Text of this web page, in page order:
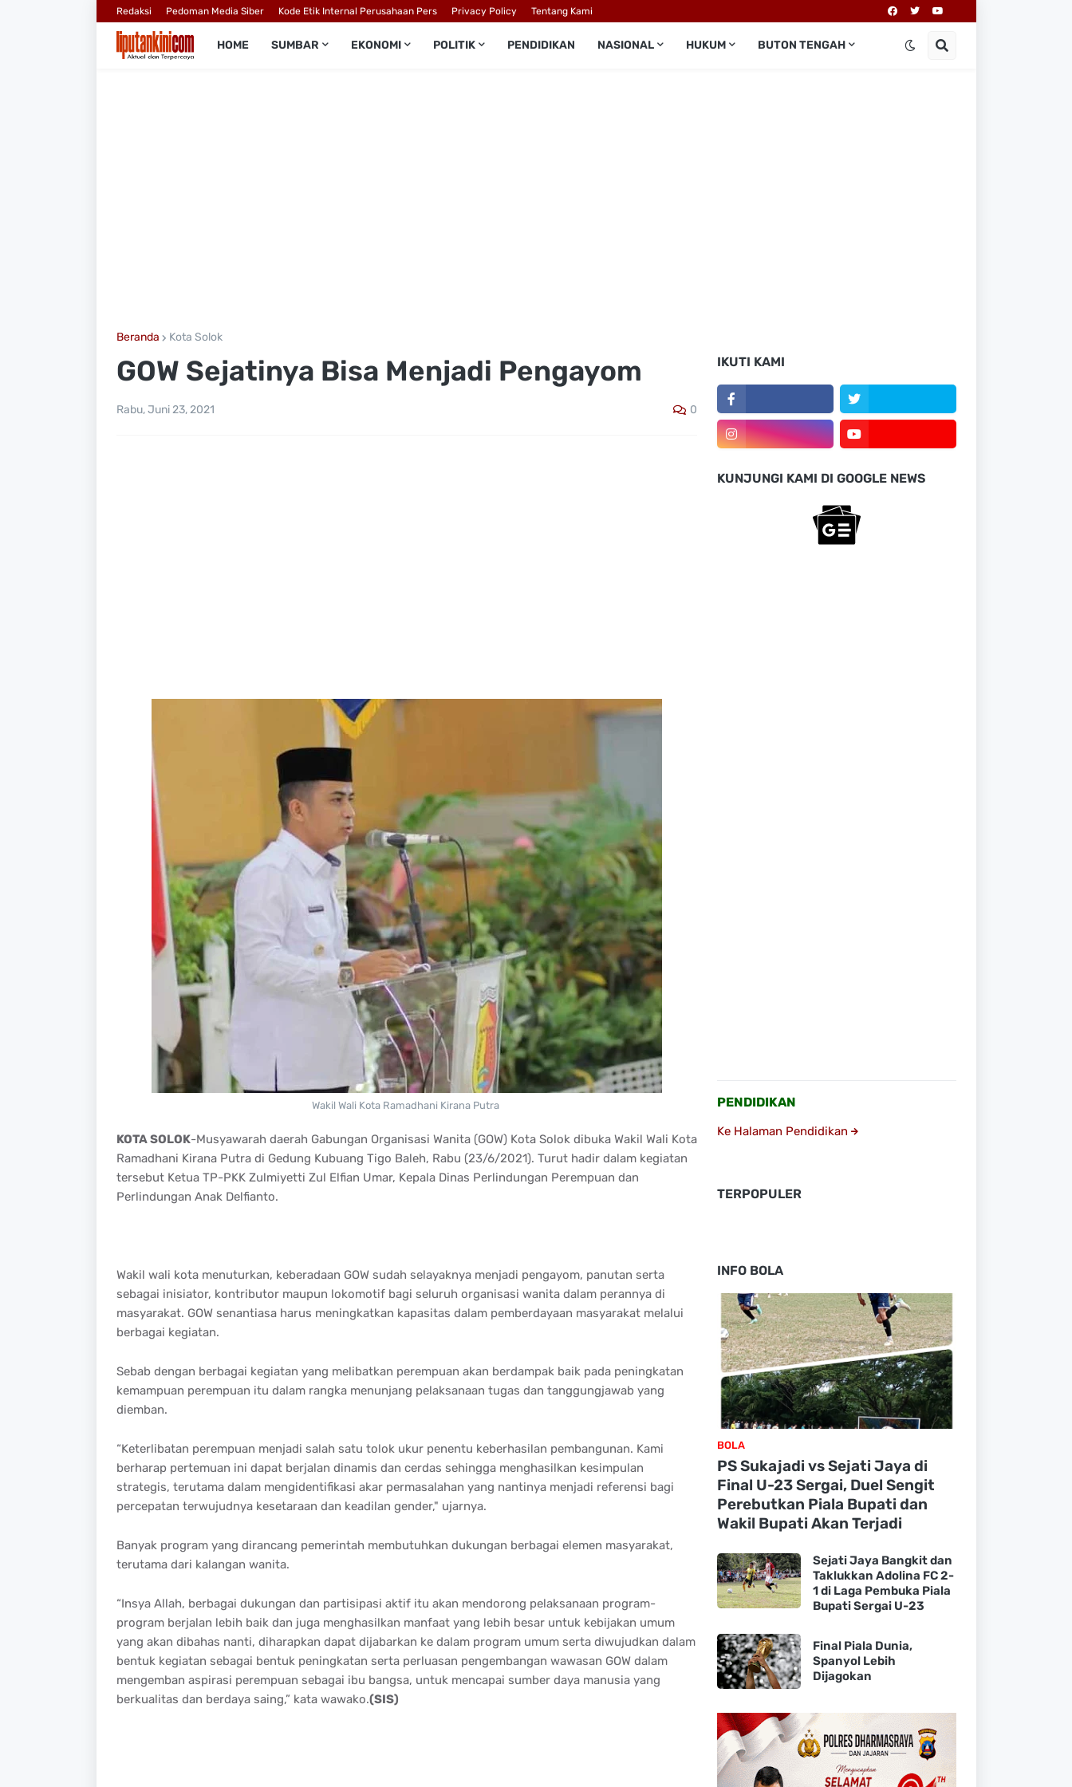
Redaksi Pedoman Media Siber Kode Etik Internal Perusahaan Pers Privacy Policy Tentang Kami
HOME SUMBAR EKONOMI POLITIK PENDIDIKAN NASIONAL HUKUM BUTON TENGAH
Beranda Kota Solok
GOW Sejatinya Bisa Menjadi Pengayom
Rabu, Juni 23, 2021 0
Wakil Wali Kota Ramadhani Kirana Putra
KOTA SOLOK-Musyawarah daerah Gabungan Organisasi Wanita (GOW) Kota Solok dibuka Wakil Wali Kota
Ramadhani Kirana Putra di Gedung Kubuang Tigo Baleh, Rabu (23/6/2021). Turut hadir dalam kegiatan
tersebut Ketua TP-PKK Zulmiyetti Zul Elfian Umar, Kepala Dinas Perlindungan Perempuan dan
Perlindungan Anak Delfianto.
Wakil wali kota menuturkan, keberadaan GOW sudah selayaknya menjadi pengayom, panutan serta
sebagai inisiator, kontributor maupun lokomotif bagi seluruh organisasi wanita dalam perannya di
masyarakat. GOW senantiasa harus meningkatkan kapasitas dalam pemberdayaan masyarakat melalui
berbagai kegiatan.
Sebab dengan berbagai kegiatan yang melibatkan perempuan akan berdampak baik pada peningkatan
kemampuan perempuan itu dalam rangka menunjang pelaksanaan tugas dan tanggungjawab yang
diemban.
“Keterlibatan perempuan menjadi salah satu tolok ukur penentu keberhasilan pembangunan. Kami
berharap pertemuan ini dapat berjalan dinamis dan cerdas sehingga menghasilkan kesimpulan
strategis, terutama dalam mengidentifikasi akar permasalahan yang nantinya menjadi referensi bagi
percepatan terwujudnya kesetaraan dan keadilan gender," ujarnya.
Banyak program yang dirancang pemerintah membutuhkan dukungan berbagai elemen masyarakat,
terutama dari kalangan wanita.
“Insya Allah, berbagai dukungan dan partisipasi aktif itu akan mendorong pelaksanaan program-
program berjalan lebih baik dan juga menghasilkan manfaat yang lebih besar untuk kebijakan umum
yang akan dibahas nanti, diharapkan dapat dijabarkan ke dalam program umum serta diwujudkan dalam
bentuk kegiatan sebagai bentuk peningkatan serta perluasan pengembangan wawasan GOW dalam
mengemban aspirasi perempuan sebagai ibu bangsa, untuk mencapai sumber daya manusia yang
berkualitas dan berdaya saing,” kata wawako.(SIS)
IKUTI KAMI
KUNJUNGI KAMI DI GOOGLE NEWS
PENDIDIKAN
Ke Halaman Pendidikan
TERPOPULER
INFO BOLA
BOLA
PS Sukajadi vs Sejati Jaya di
Final U-23 Sergai, Duel Sengit
Perebutkan Piala Bupati dan
Wakil Bupati Akan Terjadi
Sejati Jaya Bangkit dan
Taklukkan Adolina FC 2-
1 di Laga Pembuka Piala
Bupati Sergai U-23
Final Piala Dunia,
Spanyol Lebih
Dijagokan